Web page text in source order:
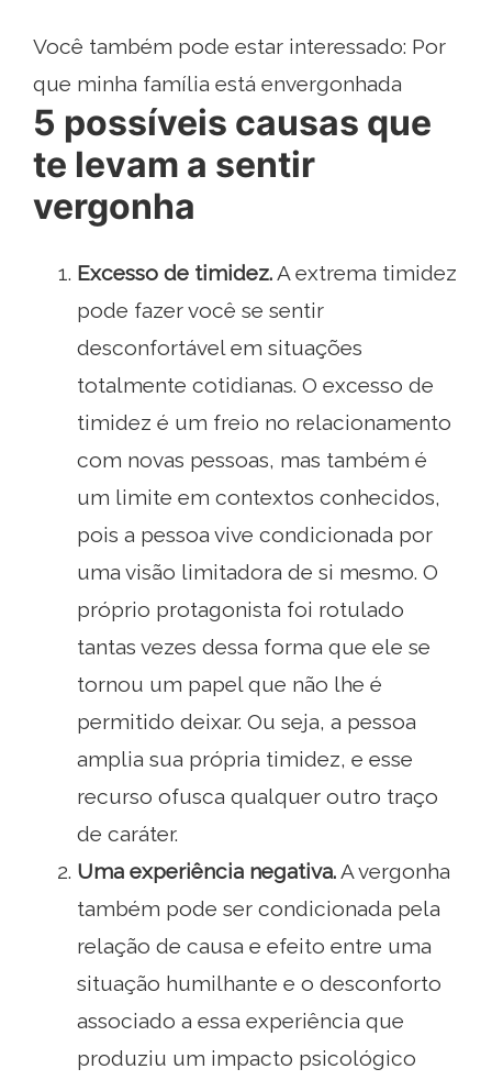
Você também pode estar interessado: Por
que minha família está envergonhada
5 possíveis causas que
te levam a sentir
vergonha
Excesso de timidez.A extrema timidez
pode fazer você se sentir
desconfortável em situações
totalmente cotidianas. O excesso de
timidez é um freio no relacionamento
com novas pessoas, mas também é
um limite em contextos conhecidos,
pois a pessoa vive condicionada por
uma visão limitadora de si mesmo. O
próprio protagonista foi rotulado
tantas vezes dessa forma que ele se
tornou um papel que não lhe é
permitido deixar. Ou seja, a pessoa
amplia sua própria timidez, e esse
recurso ofusca qualquer outro traço
de caráter.
Uma experiência negativa.A vergonha
também pode ser condicionada pela
relação de causa e efeito entre uma
situação humilhante e o desconforto
associado a essa experiência que
produziu um impacto psicológico